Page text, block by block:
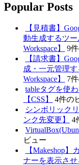
Popular Posts
【見積書】
動生成するツ
Workspace】
9
【請求書】
成・一元管理
Workspace】
7
tableタグを使
【CSS】
4件の
シンボリック
ンク先変更】
4
ビュー
【Makeshop
ナーを表示させ